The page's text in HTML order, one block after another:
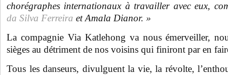
chorégraphes internationaux à travailler avec eux,
da Silva Ferreira et Amala Dianor. »
La compagnie Via Katlehong va nous émerveiller,
sièges au détriment de nos voisins qui finiront par en
Tous les danseurs, divulguent la vie, la révolte,